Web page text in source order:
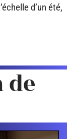
d’un été,
de